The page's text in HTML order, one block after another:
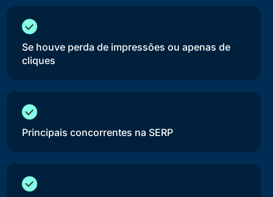
Se houve perda de impressões ou apenas de
cliques
Principais concorrentes na SERP